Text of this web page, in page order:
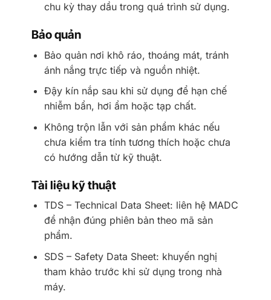
chu kỳ thay dầu trong quá trình sử dụng.
Bảo quản
Bảo quản nơi khô ráo, thoáng mát, tránh
ánh nắng trực tiếp và nguồn nhiệt.
Đậy kín nắp sau khi sử dụng để hạn chế
nhiễm bẩn, hơi ẩm hoặc tạp chất.
Không trộn lẫn với sản phẩm khác nếu
chưa kiểm tra tính tương thích hoặc chưa
có hướng dẫn từ kỹ thuật.
Tài liệu kỹ thuật
TDS – Technical Data Sheet: liên hệ MADC
để nhận đúng phiên bản theo mã sản
phẩm.
SDS – Safety Data Sheet: khuyến nghị
tham khảo trước khi sử dụng trong nhà
máy.